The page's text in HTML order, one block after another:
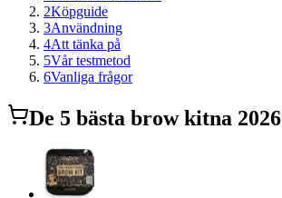
2Köpguide
3Användning
4Att tänka på
5Vår testmetod
6Vanliga frågor
De 5 bästa brow kitna 2026